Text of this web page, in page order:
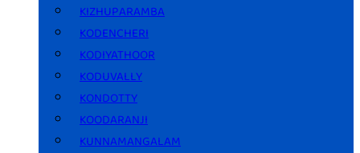
KIZHUPARAMBA
KODENCHERI
KODIYATHOOR
KODUVALLY
KONDOTTY
KOODARANJI
KUNNAMANGALAM